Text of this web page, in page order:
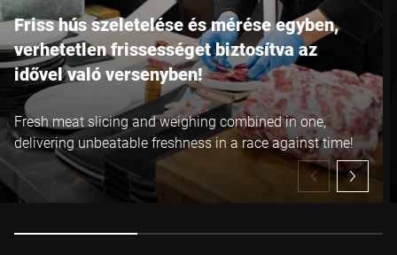
Friss hús szeletelése és mérése egyben,
verhetetlen frissességet biztosítva az
idővel való versenyben!
Fresh meat slicing and weighing combined in one,
delivering unbeatable freshness in a race against time!